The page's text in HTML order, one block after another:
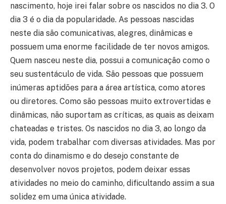
nascimento, hoje irei falar sobre os nascidos no dia 3. O
dia 3 é o dia da popularidade. As pessoas nascidas
neste dia são comunicativas, alegres, dinâmicas e
possuem uma enorme facilidade de ter novos amigos.
Quem nasceu neste dia, possui a comunicação como o
seu sustentáculo de vida. São pessoas que possuem
inúmeras aptidões para a área artística, como atores
ou diretores. Como são pessoas muito extrovertidas e
dinâmicas, não suportam as críticas, as quais as deixam
chateadas e tristes. Os nascidos no dia 3, ao longo da
vida, podem trabalhar com diversas atividades. Mas por
conta do dinamismo e do desejo constante de
desenvolver novos projetos, podem deixar essas
atividades no meio do caminho, dificultando assim a sua
solidez em uma única atividade.